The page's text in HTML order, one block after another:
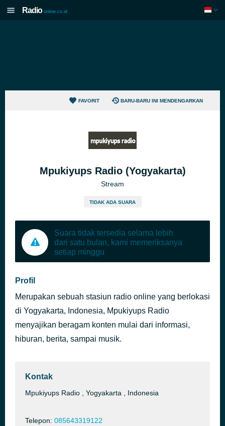
Radio online.co.id
FAVORIT BARU-BARU INI MENDENGARKAN
Mpukiyups Radio (Yogyakarta)
Stream
TIDAK ADA SUARA
Suara tidak tersedia selama lebih
dari satu bulan, kami memeriksanya
setiap minggu
Profil
Merupakan sebuah stasiun radio online yang berlokasi
di Yogyakarta, Indonesia, Mpukiyups Radio
menyajikan beragam konten mulai dari informasi,
hiburan, berita, sampai musik.
Kontak
Mpukiyups Radio , Yogyakarta , Indonesia
Telepon: 085643319122